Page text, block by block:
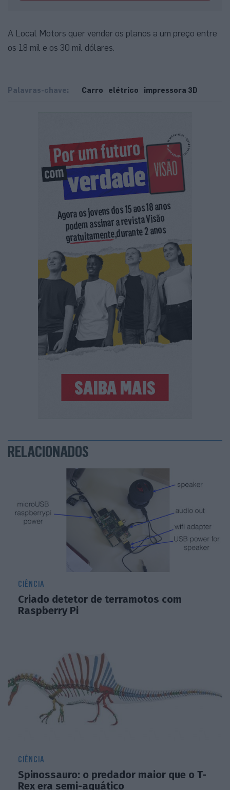
A Local Motors quer vender os planos a um preço entre
os 18 mil e os 30 mil dólares.
Palavras-chave: Carro elétrico impressora 3D
RELACIONADOS
CIÊNCIA
Criado detetor de terramotos com
Raspberry Pi
CIÊNCIA
Spinossauro: o predador maior que o T-
Rex era semi-aquático